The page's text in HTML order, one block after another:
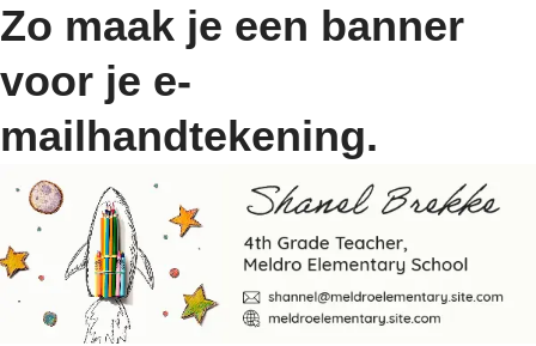
Zo maak je een banner
voor je e-
mailhandtekening.